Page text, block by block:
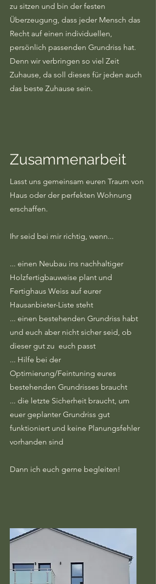
zu sitzen und bin der festen
Überzeugung, dass jeder Mensch das
Recht auf einen individuellen,
persönlich passenden Grundriss hat.
Denn wir verbringen so viel Zeit
Zuhause, da soll dieses für jeden auch
das beste Zuhause sein.
Zusammenarbeit
Lasst uns gemeinsam euren Traum von
Haus oder der perfekten Wohnung
erschaffen.
Ihr seid bei mir richtig, wenn...
... einen Neubau ins nachhaltiger
Holzfertigbauweise plant und
Fertighaus Weiss auf eurer
Hausanbieter-Liste steht
... einen bestehenden Grundriss habt
und euch aber nicht sicher seid, ob
dieser gut zu euch passt
... Hilfe bei der
Optimierung/Feintuning eures
bestehenden Grundrisses braucht
... die letzte Sicherheit braucht, um
euer geplanter Grundriss gut
funktioniert und keine Planungsfehler
vorhanden sind
Dann ich euch gerne begleiten!